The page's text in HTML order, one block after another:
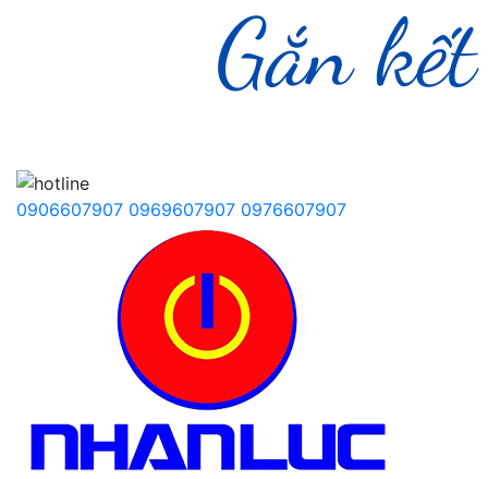
0906607907 0969607907 0976607907